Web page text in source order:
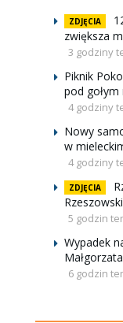
ZDJĘCIA
zwiększa
3 godziny
Piknik
pod gołym
4 godziny
Nowy
w
4 godziny
ZDJĘCIA
5 godzin
Wypadek
6 godzin